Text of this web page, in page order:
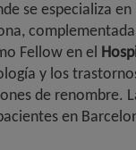
se especializa en
Fellow en el
y los
de renombre.
en